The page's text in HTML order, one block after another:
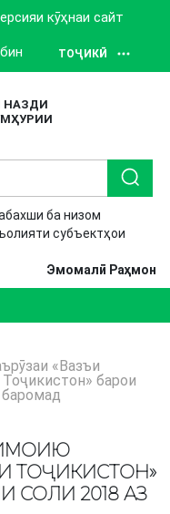
кӯҳнаи сайт
ТОҶИКӢ
НАЗДИ
ба низом
субъектҳои
Эмомалӣ Раҳмон
«Вазъи
барои
ТОҶИКИСТОН»
СОЛИ 2018 АЗ